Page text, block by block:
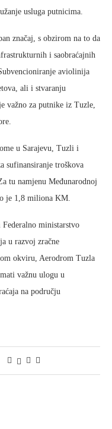
usluga putnicima.
značaj, s obzirom na to da
i saobraćajnih
aviolinija
ali i stvaranju
važno za putnike iz Tuzle,
u Sarajevu, Tuzli i
sufinansiranje troškova
tu namjenu Međunarodnoj
je 1,8 miliona KM.
ministarstvo
u razvoj zračne
okviru, Aerodrom Tuzla
važnu ulogu u
na području